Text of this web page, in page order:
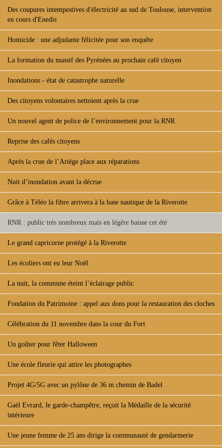
Des coupures intempestives d'électricité au sud de Toulouse, intervention
en cours d'Enedis
Homicide : une adjudante félicitée pour son enquête
La formation du massif des Pyrénées au prochain café citoyen
Inondations - état de catastrophe naturelle
Des citoyens volontaires nettoient après la crue
Un nouvel agent de police de l’environnement pour la RNR
Reprise des cafés citoyens
Après la crue de l’Ariège place aux réparations
Nuit d’inondation avant la décrue
Grâce à Téléo la fibre arrivera à la base nautique de la Riverotte
RNR : public très nombreux mais en légère baisse cet été
Le grand capricorne protégé à la Riverotte
Les écoliers ont eu leur Noël
La nuit, la commune éteint l’éclairage public
Fondation du Patrimoine : appel aux dons pour la restauration des cloches
Célébration du 11 novembre dans la cour du Fort
Un goûter pour fêter Halloween
Une école fleurie qui attire les photographes
Projet 4G/5G avec un pylône de 36 m chemin de Badel
Gaël Evrard, le garde-champêtre, reçoit la Médaille de la sécurité
intérieure
Une jeune femme de 25 ans dirige la communauté de gendarmerie